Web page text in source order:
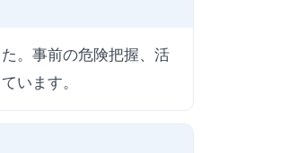
。事前の危険把握、活
います。